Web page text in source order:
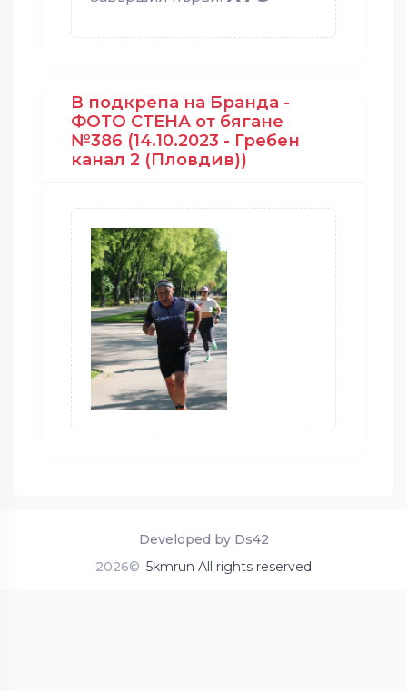
В подкрепа на Бранда -
ФОТО СТЕНА от бягане
№386 (14.10.2023 - Гребен
канал 2 (Пловдив))
2026© 5kmrun All rights reserved
Developed by Ds42